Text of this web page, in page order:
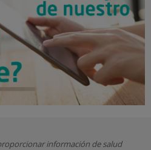
información de salud